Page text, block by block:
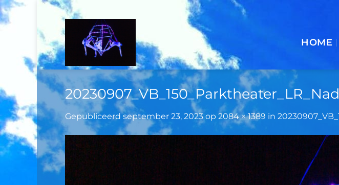
Ga
inhoud
HOME
Gepubliceerdseptember 23, 2023 op 2084 × 1389 in